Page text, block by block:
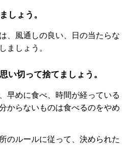
しょう。
、風通しの良い、日の当たらな
ましょう。
い切って捨てましょう。
早めに食べ、時間が経っている
からないものは食べるのをやめ
のルールに従って、決められた